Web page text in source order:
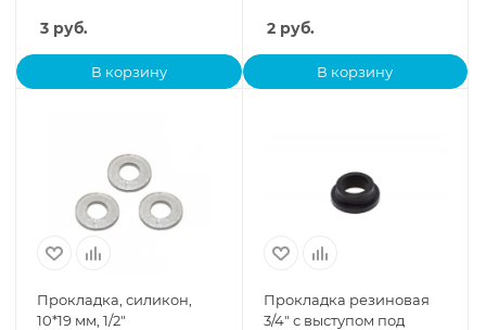
3 руб.
В корзину
2руб.
В корзину
Прокладка, силикон,
10*19 мм, 1/2"
Прокладка резиновая
3/4" с выступом под